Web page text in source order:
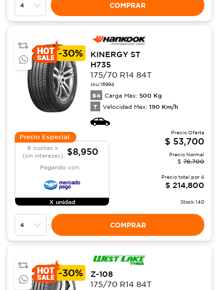
COMPRAR
-30%
KINERGY ST
H735
175/70 R14 84T
sku:16994
84 Carga Max: 500 Kg
T Velocidad Max: 190 Km/h
Precio Especial:
6 cuotas x
(sin intereses)
$8,950
Pagando con:
X unidad
Precio Oferta
$ 53,700
Precio Normal
$ 76,700
Precio total por 4
$ 214,800
Stock:140
COMPRAR
-30%
Z-108
175/70 R14 84T